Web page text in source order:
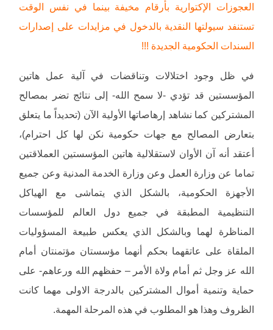
العجوزات الإكتوارية بأرقام مخيفة بينما في نفس الوقت
تستنفد سيولتها النقدية بالدخول في مزايدات على إصدارات
السندات الحكومية الجديدة !!!
في ظل وجود اختلالات وتناقضات في آلية عمل هاتين
المؤسستين قد تؤدي -لا سمح الله- إلى نتائج تضر بمصالح
المشتركين كما نشاهد إرهاصاتها الأولية الآن (تحديداً ما يتعلق
بتعارض المصالح مع جهات حكومية نكن لها كل احترام)،
أعتقد أنه آن الأوان لاستقلالية هاتين المؤسستين العملاقتين
تماما عن وزارة العمل وعن وزارة الخدمة المدنية وعن جميع
الأجهزة الحكومية، بالشكل الذي يتماشى مع الهياكل
التنظيمية المطبقة في جميع دول العالم للمؤسسات
المناظرة لهما وبالشكل الذي يعكس طبيعة المسؤوليات
الملقاة على عاتقهما بحكم أنهما مؤسستان مؤتمنتان أمام
الله عز وجل ثم أمام ولاة الأمر – حفظهم الله ورعاهم- على
حماية وتنمية أموال المشتركين بالدرجة الاولى مهما كانت
الظروف وهذا هو المطلوب في هذه المرحلة المهمة.